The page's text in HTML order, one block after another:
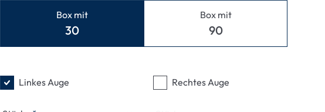
Normale Symptome
Box mit
30
Box mit
90
Linkes Auge Rechtes Auge